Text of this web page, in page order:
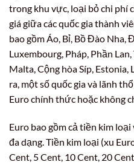
trong khu vực, loại bỏ chi phí
giá giữa các quốc gia thành
bao gồm Áo, Bỉ, Bồ Đào Nha,
Luxembourg, Pháp, Phần Lan,
Malta, Cộng hòa Síp, Estonia,
ra, một số quốc gia và lãnh
Euro chính thức hoặc không
Euro bao gồm cả tiền kim
đa dạng. Tiền kim loại (xu
Cent, 5 Cent, 10 Cent, 20